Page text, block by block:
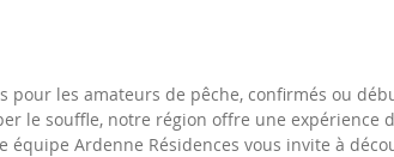
pour les amateurs de pêche, confirmés ou
le souffle, notre région offre une expérience
équipe Ardenne Résidences vous invite à